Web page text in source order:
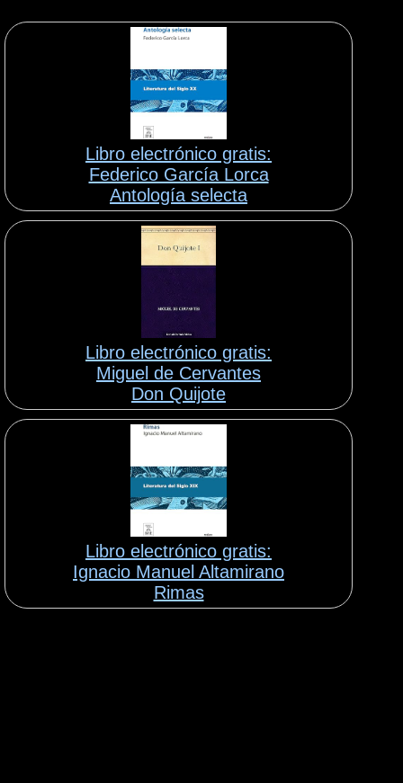
Libro electrónico gratis:
Federico García Lorca
Antología selecta
Libro electrónico gratis:
Miguel de Cervantes
Don Quijote
Libro electrónico gratis:
Ignacio Manuel Altamirano
Rimas